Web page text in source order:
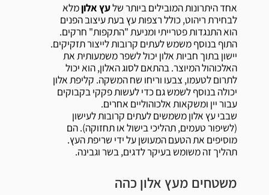
אחד היתרונות המובילים ביותר שלעץ אלוןמלא
לבחירת ריהוט, כולל רצפות עץ בעת עיצוב הפנים
הוא התנגדות פטרייתי ומניעת "התקפות" חרקים.
התוף בנוסף משמש לעתים קרובות לייצור תזקיקים.
יישון בתוך חביות אלון יכול לשפר משמעותית את
האלכוהול המיוצר. בהתאם לסוג האלון, הוא יכול
לתרום לטעמו, צבעו וריחו שח המשקה. קליפת אלון
יכולה בנוסף לשמש גם כדי לעשות פקקי בקבוקים
עבור יין ומשקאות אלכוהוליים אחרים.
שבבי עץ אלון משמשים לעתים קרובות לעישון
(לשיפור טעמים, תהליכי בישול או תחזוקה). הם
מוסיפים את הטעם המעושן על ידי שריפת העץ.
תהליך זה משומש בעיקר לדגים, בשר וגבינה.
משטחים מעץ אלון כהה